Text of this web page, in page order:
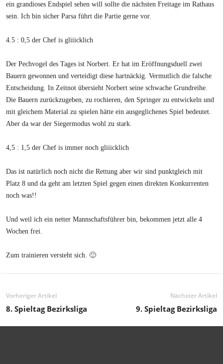
ein grandioses Endspiel sehen will sollte die nächsten Freitage im Rathaus
sein. Ich bin sicher Parsa führt die Partie gerne vor.
4.5 : 0,5 der Chef is gliiicklich
Der Pechvogel des Tages ist Norbert. Er hat im Eröffnungsduell zwei
Bauern gewonnen und verteidigt diese hartnäckig. Vermutlich die falsche
Entscheidung. In Zeitnot übersieht Norbert seine schwache Grundreihe.
Die Bauern zurückzugeben, zu rochieren, den Springer zu entwickeln und
mit gleichem Material zu spielen hätte ein ausgeglichenes Spiel bedeutet.
Aber da war der Siegermodus wohl zu stark.
4,5 : 1,5 der Chef is immer noch gliiicklich
Das ist natürlich noch nicht die Rettung aber wir sind punktgleich mit
Platz 8 und da geht am letzten Spiel gegen einen direkten Konkurrenten
noch was!!
Und weil ich ein netter Mannschaftsführer bin, bekommen jetzt alle 4
Wochen frei.
Zum trainieren versteht sich. 🙂
Vorheriger Artikel
8. Spieltag Bezirksliga
Nächster Artikel
9. Spieltag Bezirksliga